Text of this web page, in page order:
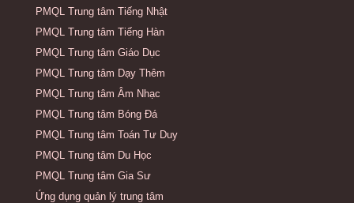
PMQL Trung tâm Tiếng Nhật
PMQL Trung tâm Tiếng Hàn
PMQL Trung tâm Giáo Dục
PMQL Trung tâm Dạy Thêm
PMQL Trung tâm Âm Nhạc
PMQL Trung tâm Bóng Đá
PMQL Trung tâm Toán Tư Duy
PMQL Trung tâm Du Học
PMQL Trung tâm Gia Sư
Ứng dụng quản lý trung tâm